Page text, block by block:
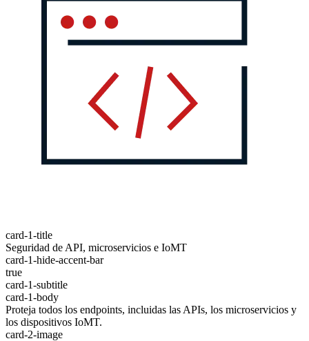
card-1-title
Seguridad de API, microservicios e IoMT
card-1-hide-accent-bar
true
card-1-subtitle
card-1-body
Proteja todos los endpoints, incluidas las APIs, los microservicios y
los dispositivos IoMT.
card-2-image